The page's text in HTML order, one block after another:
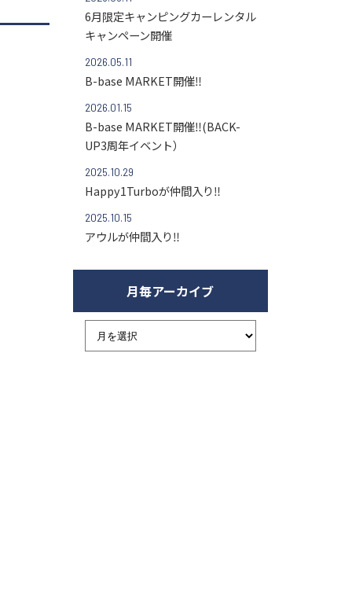
6月限定キャンピングカーレンタル
キャンペーン開催
2026.05.11
B-base MARKET開催‼
2026.01.15
B-base MARKET開催‼(BACK-
UP3周年イベント）
2025.10.29
Happy1Turboが仲間入り‼
2025.10.15
アウルが仲間入り‼
月毎アーカイブ